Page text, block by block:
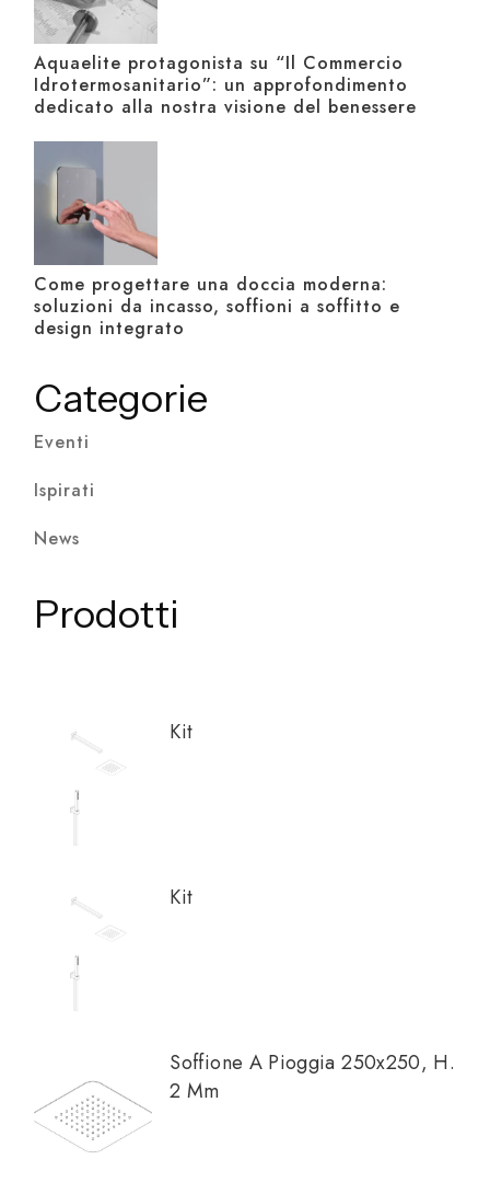
Aquaelite protagonista su “Il Commercio
Idrotermosanitario”: un approfondimento
dedicato alla nostra visione del benessere
Come progettare una doccia moderna:
soluzioni da incasso, soffioni a soffitto e
design integrato
Categorie
Eventi
Ispirati
News
Prodotti
Kit
Kit
Soffione A Pioggia 250x250, H.
2 Mm